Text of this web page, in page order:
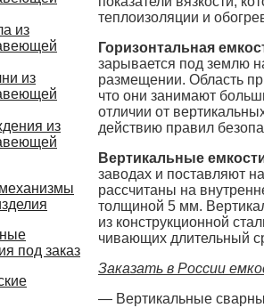
из
из
из
под заказ
теплоизоляции и
Горизонтальная
зарывается под землю
размещении. Область
что они занимают
отличии от
действию правил
Вертикальные
заводах и поставляют
рассчитаны на
толщиной 5 мм.
из конструкционной
чивающих длительный
Заказать в России
— Вертикальные